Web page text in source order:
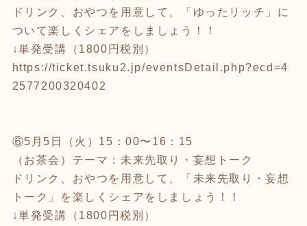
ドリンク、おやつを用意して、「ゆったリッチ」に
ついて楽しくシェアをしましょう！！
↓単発受講（1800円税別）
https://ticket.tsuku2.jp/eventsDetail.php?ecd=4
2577200320402
⑥5月5日（火）15：00〜16：15
（お茶会）テーマ：未来先取り・妄想トーク
ドリンク、おやつを用意して、「未来先取り・妄想
トーク」を楽しくシェアをしましょう！！
↓単発受講（1800円税別）